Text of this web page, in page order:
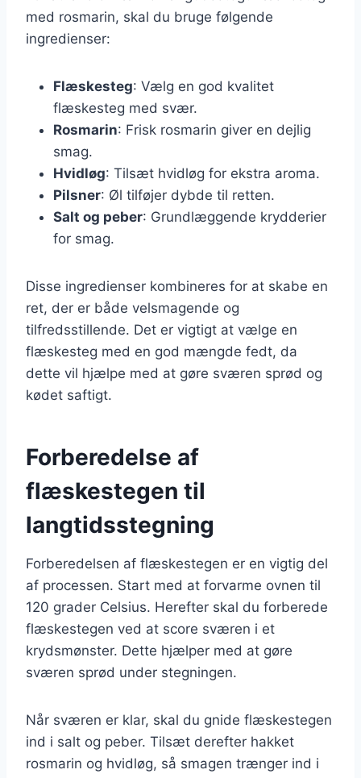
med rosmarin, skal du bruge følgende
ingredienser:
Flæskesteg: Vælg en god kvalitet
flæskesteg med svær.
Rosmarin: Frisk rosmarin giver en dejlig
smag.
Hvidløg: Tilsæt hvidløg for ekstra aroma.
Pilsner: Øl tilføjer dybde til retten.
Salt og peber: Grundlæggende krydderier
for smag.
Disse ingredienser kombineres for at skabe en
ret, der er både velsmagende og
tilfredsstillende. Det er vigtigt at vælge en
flæskesteg med en god mængde fedt, da
dette vil hjælpe med at gøre sværen sprød og
kødet saftigt.
Forberedelse af
flæskestegen til
langtidsstegning
Forberedelsen af flæskestegen er en vigtig del
af processen. Start med at forvarme ovnen til
120 grader Celsius. Herefter skal du forberede
flæskestegen ved at score sværen i et
krydsmønster. Dette hjælper med at gøre
sværen sprød under stegningen.
Når sværen er klar, skal du gnide flæskestegen
ind i salt og peber. Tilsæt derefter hakket
rosmarin og hvidløg, så smagen trænger ind i